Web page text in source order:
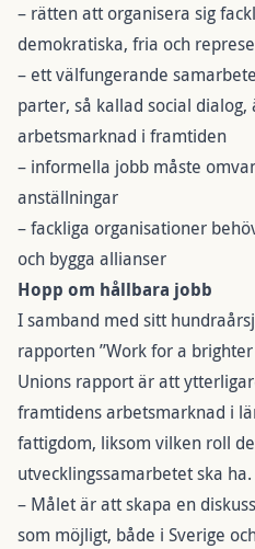
– rätten att organisera sig
demokratiska, fria och
– ett välfungerande
parter, så kallad social
arbetsmarknad i framtiden
– informella jobb måste
anställningar
– fackliga organisationer
och bygga allianser
Hopp om hållbara jobb
I samband med sitt
rapporten ”Work for a
Unions rapport är att
framtidens arbetsmarknad i
fattigdom, liksom vilken roll
utvecklingssamarbetet ska ha.
– Målet är att skapa en
som möjligt, både i Sverige